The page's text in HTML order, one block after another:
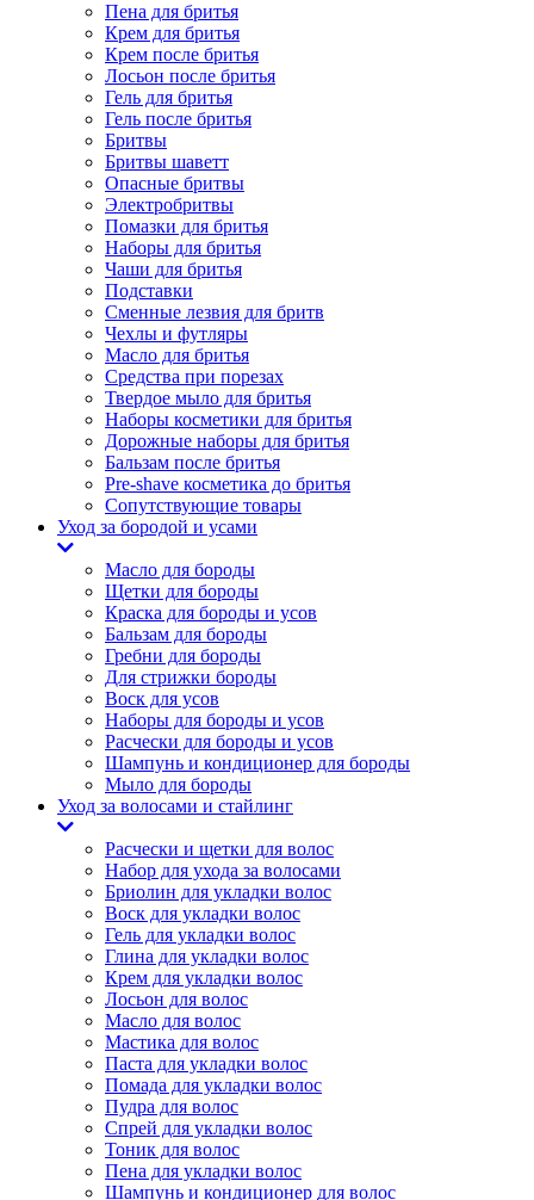
Пена для бритья
Крем для бритья
Крем после бритья
Лосьон после бритья
Гель для бритья
Гель после бритья
Бритвы
Бритвы шаветт
Опасные бритвы
Электробритвы
Помазки для бритья
Наборы для бритья
Чаши для бритья
Подставки
Сменные лезвия для бритв
Чехлы и футляры
Масло для бритья
Средства при порезах
Твердое мыло для бритья
Наборы косметики для бритья
Дорожные наборы для бритья
Бальзам после бритья
Pre-shave косметика до бритья
Сопутствующие товары
Уход за бородой и усами
Масло для бороды
Щетки для бороды
Краска для бороды и усов
Бальзам для бороды
Гребни для бороды
Для стрижки бороды
Воск для усов
Наборы для бороды и усов
Расчески для бороды и усов
Шампунь и кондиционер для бороды
Мыло для бороды
Уход за волосами и стайлинг
Расчески и щетки для волос
Набор для ухода за волосами
Бриолин для укладки волос
Воск для укладки волос
Гель для укладки волос
Глина для укладки волос
Крем для укладки волос
Лосьон для волос
Масло для волос
Мастика для волос
Паста для укладки волос
Помада для укладки волос
Пудра для волос
Спрей для укладки волос
Тоник для волос
Пена для укладки волос
Шампунь и кондиционер для волос